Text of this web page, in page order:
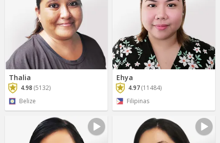
Thalia
4.98 (5132)
Belize
Ehya
4.97(11484)
Filipinas